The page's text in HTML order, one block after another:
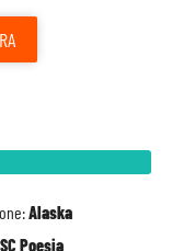
Alaska
Poesia